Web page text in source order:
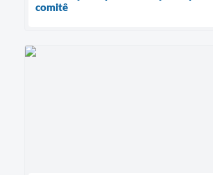
comitê